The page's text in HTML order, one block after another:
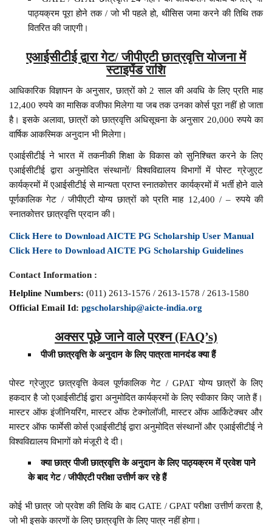
पाठ्यक्रम पूरा होने तक / जो भी पहले हो, थीसिस जमा करने की तिथि तक
वितरित की जाएगी।
एआईसीटीई द्वारा गेट/ जीपीएटी छात्रवृत्ति योजना में
स्टाइपेंड राशि
आधिकारिक विज्ञापन के अनुसार, छात्रों को 2 साल की अवधि के लिए प्रति माह
12,400 रुपये का मासिक वजीफा मिलेगा या जब तक उनका कोर्स पूरा नहीं हो जाता
है। इसके अलावा, छात्रों को छात्रवृत्ति अधिसूचना के अनुसार 20,000 रुपये का
वार्षिक आकस्मिक अनुदान भी मिलेगा।
एआईसीटीई ने भारत में तकनीकी शिक्षा के विकास को सुनिश्चित करने के लिए
एआईसीटीई द्वारा अनुमोदित संस्थानों/ विश्वविद्यालय विभागों में पोस्ट ग्रेजुएट
कार्यक्रमों में एआईसीटीई से मान्यता प्राप्त स्नातकोत्तर कार्यक्रमों में भर्ती होने वाले
पूर्णकालिक गेट / जीपीएटी योग्य छात्रों को प्रति माह 12,400 / – रुपये की
स्नातकोत्तर छात्रवृत्ति प्रदान की।
Click Here to Download AICTE PG Scholarship User Manual
Click Here to Download AICTE PG Scholarship Guidelines
Contact Information :
Helpline Numbers: (011) 2613-1576 / 2613-1578 / 2613-1580
Official Email Id: pgscholarship@aicte-india.org
अक्सर पूछे जाने वाले प्रश्न (FAQ’s)
पीजी छात्रवृत्ति के अनुदान के लिए पात्रता मानदंड क्या हैं
पोस्ट ग्रेजुएट छात्रवृत्ति केवल पूर्णकालिक गेट / GPAT योग्य छात्रों के लिए
हकदार है जो एआईसीटीई द्वारा अनुमोदित कार्यक्रमों के लिए स्वीकार किए जाते हैं।
मास्टर ऑफ इंजीनियरिंग, मास्टर ऑफ टेक्नोलॉजी, मास्टर ऑफ आर्किटेक्चर और
मास्टर ऑफ फार्मेसी कोर्स एआईसीटीई द्वारा अनुमोदित संस्थानों और एआईसीटीई ने
विश्वविद्यालय विभागों को मंजूरी दे दी।
क्या छात्र पीजी छात्रवृत्ति के अनुदान के लिए पाठ्यक्रम में प्रवेश पाने
के बाद गेट / जीपीएटी परीक्षा उत्तीर्ण कर रहे हैं
कोई भी छात्र जो प्रवेश की तिथि के बाद GATE / GPAT परीक्षा उत्तीर्ण करता है,
जो भी इसके कारणों के लिए छात्रवृत्ति के लिए पात्र नहीं होगा।